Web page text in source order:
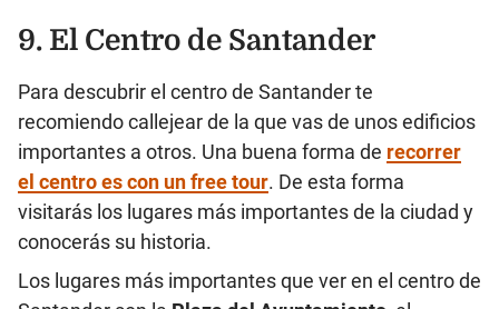
9. El Centro de Santander
Para descubrir el centro de Santander te
recomiendo callejear de la que vas de unos edificios
importantes a otros. Una buena forma de recorrer
el centro es con un free tour. De esta forma
visitarás los lugares más importantes de la ciudad y
conocerás su historia.
Los lugares más importantes que ver en el centro de